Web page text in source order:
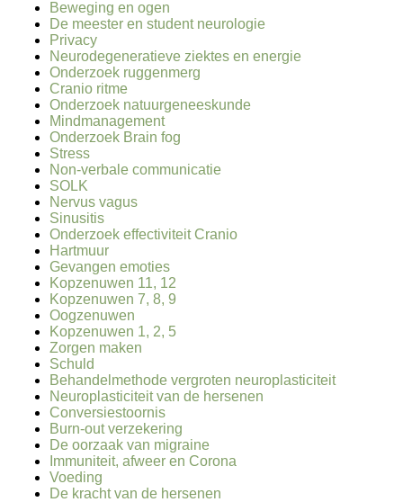
Beweging en ogen
De meester en student neurologie
Privacy
Neurodegeneratieve ziektes en energie
Onderzoek ruggenmerg
Cranio ritme
Onderzoek natuurgeneeskunde
Mindmanagement
Onderzoek Brain fog
Stress
Non-verbale communicatie
SOLK
Nervus vagus
Sinusitis
Onderzoek effectiviteit Cranio
Hartmuur
Gevangen emoties
Kopzenuwen 11, 12
Kopzenuwen 7, 8, 9
Oogzenuwen
Kopzenuwen 1, 2, 5
Zorgen maken
Schuld
Behandelmethode vergroten neuroplasticiteit
Neuroplasticiteit van de hersenen
Conversiestoornis
Burn-out verzekering
De oorzaak van migraine
Immuniteit, afweer en Corona
Voeding
De kracht van de hersenen